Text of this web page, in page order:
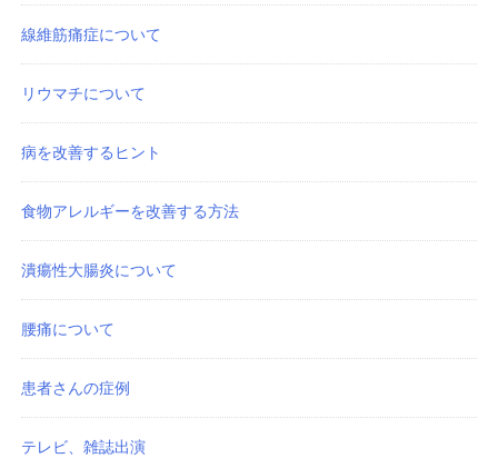
線維筋痛症について
リウマチについて
病を改善するヒント
食物アレルギーを改善する方法
潰瘍性大腸炎について
腰痛について
患者さんの症例
テレビ、雑誌出演